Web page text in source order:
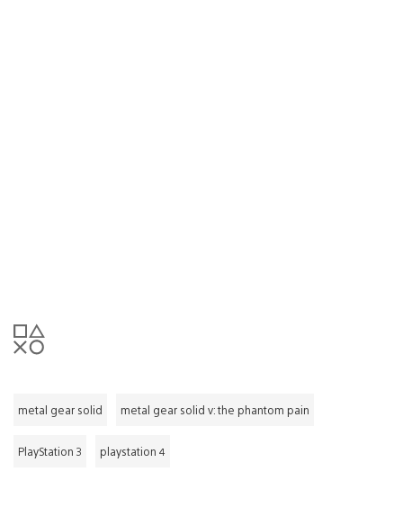
metal gear solid metal gear solid v: the phantom pain
PlayStation 3 playstation 4